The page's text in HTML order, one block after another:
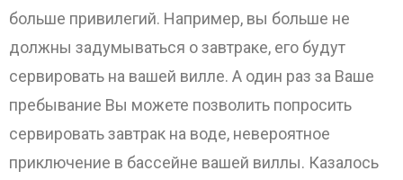
больше привилегий. Например, вы больше не
должны задумываться о завтраке, его будут
сервировать на вашей вилле. А один раз за Ваше
пребывание Вы можете позволить попросить
сервировать завтрак на воде, невероятное
приключение в бассейне вашей виллы. Казалось